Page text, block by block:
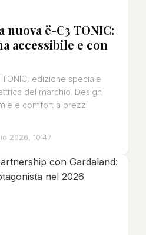
ë-C3 TONIC:
accessibile e con
edizione speciale
del marchio. Design
e comfort a prezzi
2026, 10:47